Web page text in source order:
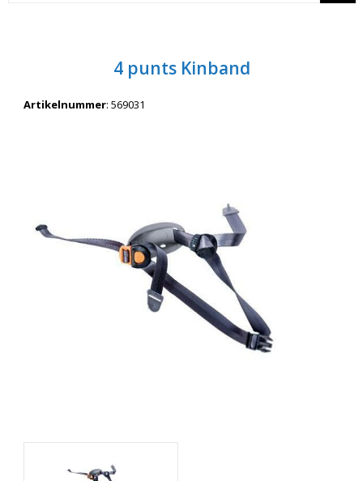
Wil je snel een advies? Bel nu 053-7920045 of 06-55731304
4 punts Kinband
Artikelnummer: 569031